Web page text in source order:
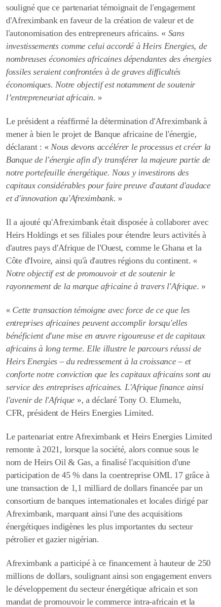
souligné que ce partenariat témoignait de l'engagement
d'Afreximbank en faveur de la création de valeur et de
l'autonomisation des entrepreneurs africains. « Sans
investissements comme celui accordé à Heirs Energies, de
nombreuses économies africaines dépendantes des énergies
fossiles seraient confrontées à de graves difficultés
économiques. Notre objectif est notamment de soutenir
l’entrepreneuriat africain. »
Le président a réaffirmé la détermination d'Afreximbank à
mener à bien le projet de Banque africaine de l'énergie,
déclarant : « Nous devons accélérer le processus et créer la
Banque de l'énergie afin d'y transférer la majeure partie de
notre portefeuille énergétique. Nous y investirons des
capitaux considérables pour faire preuve d'autant d'audace
et d'innovation qu'Afreximbank. »
Il a ajouté qu'Afreximbank était disposée à collaborer avec
Heirs Holdings et ses filiales pour étendre leurs activités à
d'autres pays d'Afrique de l'Ouest, comme le Ghana et la
Côte d'Ivoire, ainsi qu'à d'autres régions du continent. «
Notre objectif est de promouvoir et de soutenir le
rayonnement de la marque africaine à travers l'Afrique. »
« Cette transaction témoigne avec force de ce que les
entreprises africaines peuvent accomplir lorsqu'elles
bénéficient d'une mise en œuvre rigoureuse et de capitaux
africains à long terme. Elle illustre le parcours réussi de
Heirs Energies – du redressement à la croissance – et
conforte notre conviction que les capitaux africains sont au
service des entreprises africaines. L'Afrique finance ainsi
l'avenir de l'Afrique », a déclaréTony O. Elumelu,
CFR, président de Heirs Energies Limited.
Le partenariat entre Afreximbank et Heirs Energies Limited
remonte à 2021, lorsque la société, alors connue sous le
nom de Heirs Oil & Gas, a finalisé l'acquisition d'une
participation de 45 % dans la coentreprise OML 17 grâce à
une transaction de 1,1 milliard de dollars financée par un
consortium de banques internationales et locales dirigé par
Afreximbank, marquant ainsi l'une des acquisitions
énergétiques indigènes les plus importantes du secteur
pétrolier et gazier nigérian.
Afreximbank a participé à ce financement à hauteur de 250
millions de dollars, soulignant ainsi son engagement envers
le développement du secteur énergétique africain et son
mandat de promouvoir le commerce intra-africain et la